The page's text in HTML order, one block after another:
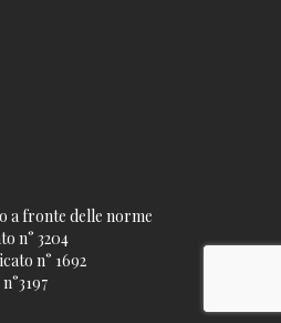
a fronte delle norme
n° 3204
n° 1692